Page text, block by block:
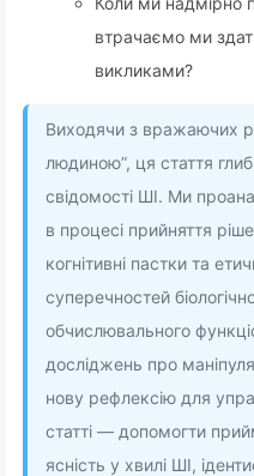
втрачаємо ми
викликами?
Виходячи з вражаючих
людиною”, ця стаття
свідомості ШІ. Ми
в процесі прийняття
когнітивні пастки та
суперечностей
обчислювального
досліджень про
нову рефлексію для
статті — допомогти
ясність у хвилі ШІ,